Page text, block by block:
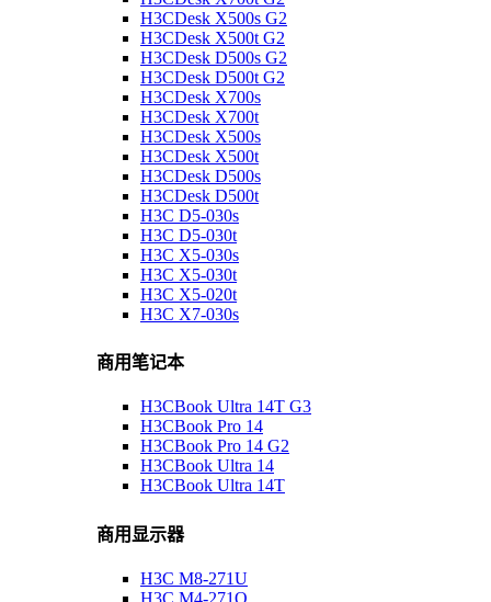
H3CDesk X500s G2
H3CDesk X500t G2
H3CDesk D500s G2
H3CDesk D500t G2
H3CDesk X700s
H3CDesk X700t
H3CDesk X500s
H3CDesk X500t
H3CDesk D500s
H3CDesk D500t
H3C D5-030s
H3C D5-030t
H3C X5-030s
H3C X5-030t
H3C X5-020t
H3C X7-030s
商用笔记本
H3CBook Ultra 14T G3
H3CBook Pro 14
H3CBook Pro 14 G2
H3CBook Ultra 14
H3CBook Ultra 14T
商用显示器
H3C M8-271U
H3C M4-271Q